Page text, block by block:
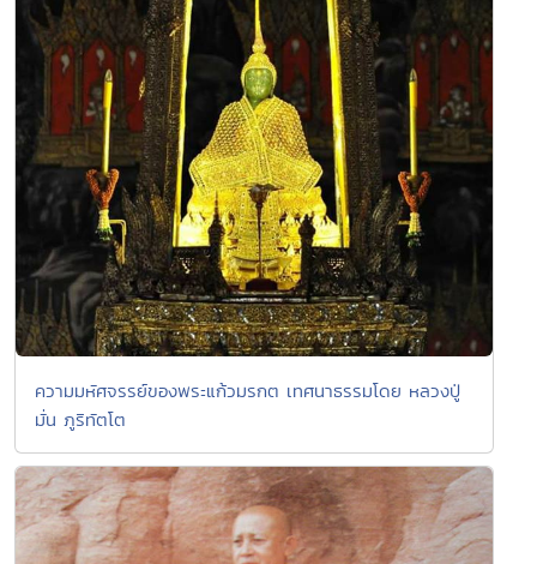
ความมหัศจรรย์ของพระแก้วมรกต เทศนาธรรมโดย หลวงปู่
มั่น ภูริทัตโต